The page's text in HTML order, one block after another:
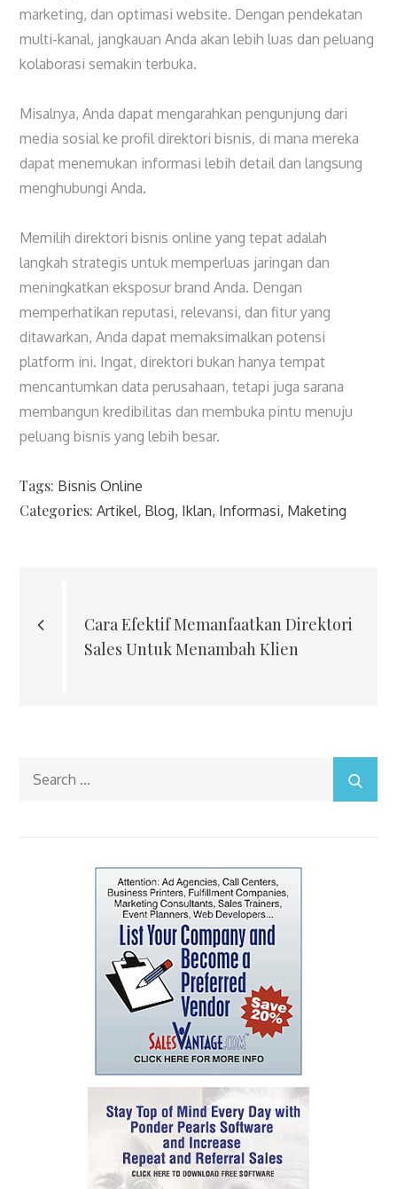
marketing, dan optimasi website. Dengan pendekatan
multi-kanal, jangkauan Anda akan lebih luas dan peluang
kolaborasi semakin terbuka.
Misalnya, Anda dapat mengarahkan pengunjung dari
media sosial ke profil direktori bisnis, di mana mereka
dapat menemukan informasi lebih detail dan langsung
menghubungi Anda.
Memilih direktori bisnis online yang tepat adalah
langkah strategis untuk memperluas jaringan dan
meningkatkan eksposur brand Anda. Dengan
memperhatikan reputasi, relevansi, dan fitur yang
ditawarkan, Anda dapat memaksimalkan potensi
platform ini. Ingat, direktori bukan hanya tempat
mencantumkan data perusahaan, tetapi juga sarana
membangun kredibilitas dan membuka pintu menuju
peluang bisnis yang lebih besar.
Tags: Bisnis Online
Categories:Artikel Blog Iklan Informasi Maketing
navigation
Cara Efektif Memanfaatkan Direktori
Sales Untuk Menambah Klien